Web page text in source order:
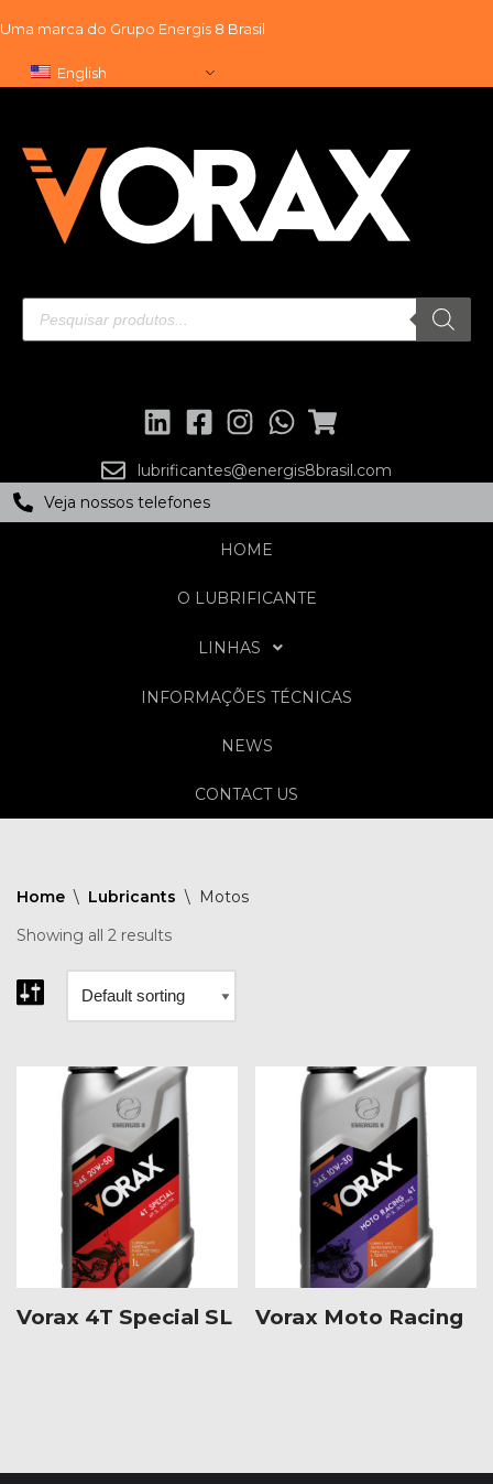
to
Uma marca do Grupo Energis 8 Brasil
English
lubrificantes@energis8brasil.com
Veja nossos telefones
HOME
O LUBRIFICANTE
LINHAS
INFORMAÇÕES TÉCNICAS
NEWS
CONTACT US
Home \ Lubricants \ Motos
Showing all 2 results
Vorax 4T Special SL Vorax Moto Racing